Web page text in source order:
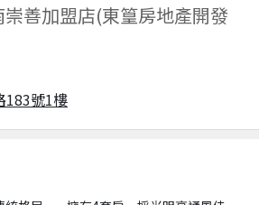
崇善加盟店(東篁房地產開發
183號1樓